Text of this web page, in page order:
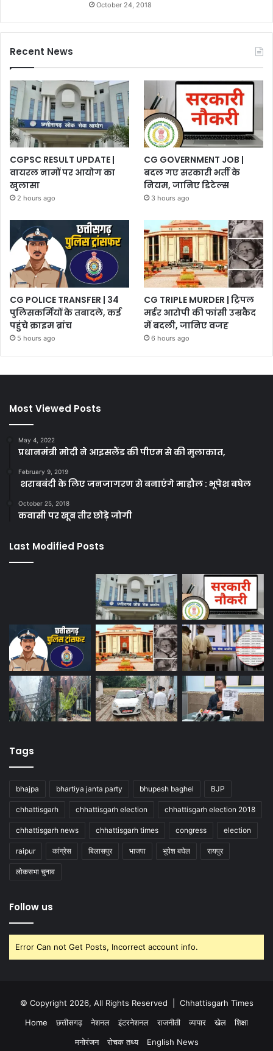
October 24, 2018
Recent News
CGPSC RESULT UPDATE |
वायरल नामों पर आयोग का
खुलासा
2 hours ago
CG GOVERNMENT JOB |
बदल गए सरकारी भर्ती के
नियम, जानिए डिटेल्स
3 hours ago
CG POLICE TRANSFER | 34
पुलिसकर्मियों के तबादले, कई
पहुंचे क्राइम ब्रांच
5 hours ago
CG TRIPLE MURDER | ट्रिपल
मर्डर आरोपी की फांसी उम्रकैद
में बदली, जानिए वजह
6 hours ago
Most Viewed Posts
May 4, 2022
प्रधानमंत्री मोदी ने आइसलैंड की पीएम से की मुलाकात,
February 9, 2019
शराबबंदी के लिए जनजागरण से बनाएंगे माहौल : भूपेश बघेल
October 25, 2018
कवासी पर खूब तीर छोड़े जोगी
Last Modified Posts
Tags
bhajpa bhartiya janta party bhupesh baghel BJP
chhattisgarh chhattisgarh election chhattisgarh election 2018
chhattisgarh news chhattisgarh times congress election
raipur कांग्रेस बिलासपुर भाजपा भूपेश बघेल रायपुर
लोकसभा चुनाव
Follow us
Error Can not Get Posts, Incorrect account info.
© Copyright 2026, All Rights Reserved | Chhattisgarh Times
Home
छत्तीसगढ़ नेशनल इंटरनेशनल राजनीती व्यापार खेल
शिक्षा
मनोरंजन
रोचक तथ्य English News